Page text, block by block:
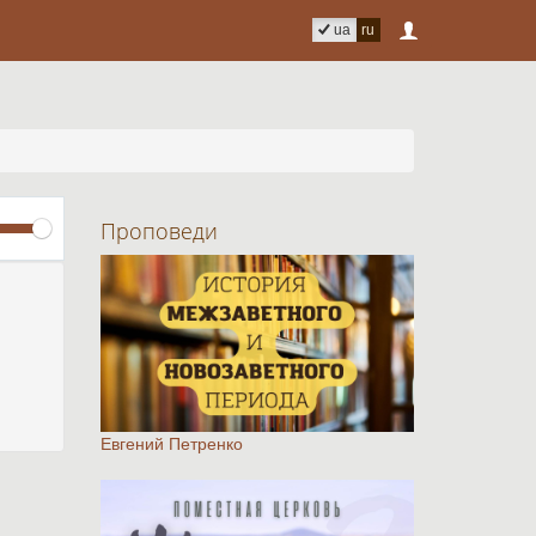
ua ru
Проповеди
Евгений Петренко